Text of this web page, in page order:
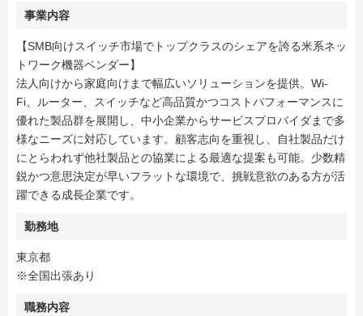
事業内容
【SMB向けスイッチ市場でトップクラスのシェアを誇る米系ネッ
トワーク機器ベンダー】
法人向けから家庭向けまで幅広いソリューションを提供。Wi-
Fi、ルーター、スイッチなど高品質かつコストパフォーマンスに
優れた製品群を展開し、中小企業からサービスプロバイダまで多
様なニーズに対応しています。顧客志向を重視し、自社製品だけ
にとらわれず他社製品との協業による最適な提案も可能。少数精
鋭かつ意思決定が早いフラットな環境で、挑戦意欲のある方が活
躍できる成長企業です。
勤務地
東京都
※全国出張あり
職務内容